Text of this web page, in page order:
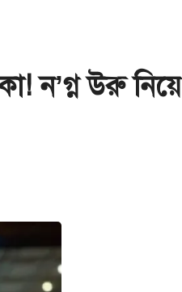
ন’গ্ন উরু নিয়ে